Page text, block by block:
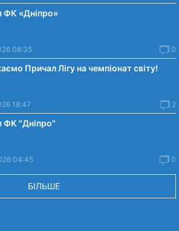
ФК «Дніпро»
08:35 0
Причал Лігу на чемпіонат світу!
18:47 2
ФК "Дніпро"
04:45 0
БІЛЬШЕ